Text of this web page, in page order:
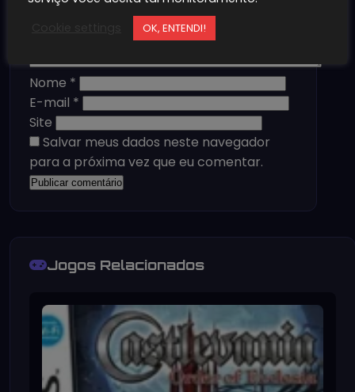
Nome *
E-mail *
Site
Salvar meus dados neste navegador
para a próxima vez que eu comentar.
Jogos Relacionados
OK, ENTENDI!